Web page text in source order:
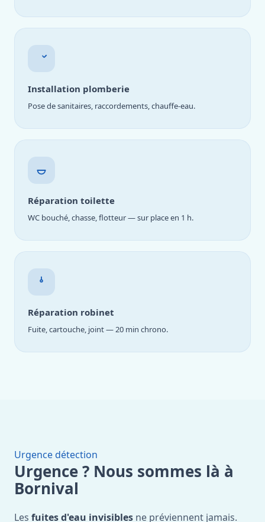
Installation plomberie
Pose de sanitaires, raccordements, chauffe-eau.
Réparation toilette
WC bouché, chasse, flotteur — sur place en 1 h.
Réparation robinet
Fuite, cartouche, joint — 20 min chrono.
Urgence détection
Urgence ? Nous sommes là à
Bornival
Les fuites d'eau invisibles ne préviennent jamais.